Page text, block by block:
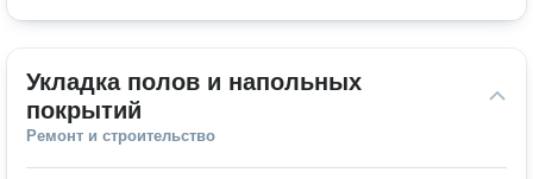
Укладка полов и напольных
покрытий
Ремонт и строительство